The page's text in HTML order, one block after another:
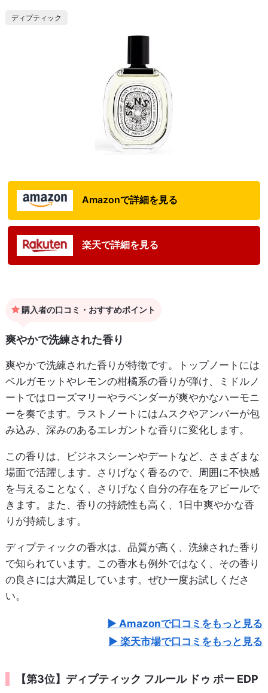
ディプティック
Amazonで詳細を見る
楽天で詳細を見る
購入者の口コミ・おすすめポイント
爽やかで洗練された香り
爽やかで洗練された香りが特徴です。トップノートには
ベルガモットやレモンの柑橘系の香りが弾け、ミドルノ
ートではローズマリーやラベンダーが爽やかなハーモニ
ーを奏でます。ラストノートにはムスクやアンバーが包
み込み、深みのあるエレガントな香りに変化します。
この香りは、ビジネスシーンやデートなど、さまざまな
場面で活躍します。さりげなく香るので、周囲に不快感
を与えることなく、さりげなく自分の存在をアピールで
きます。また、香りの持続性も高く、1日中爽やかな香
りが持続します。
ディプティックの香水は、品質が高く、洗練された香り
で知られています。この香水も例外ではなく、その香り
の良さには大満足しています。ぜひ一度お試しくださ
い。
Amazonで口コミをもっと見る
楽天市場で口コミをもっと見る
【第3位】ディプティック フルール ドゥ ポー EDP